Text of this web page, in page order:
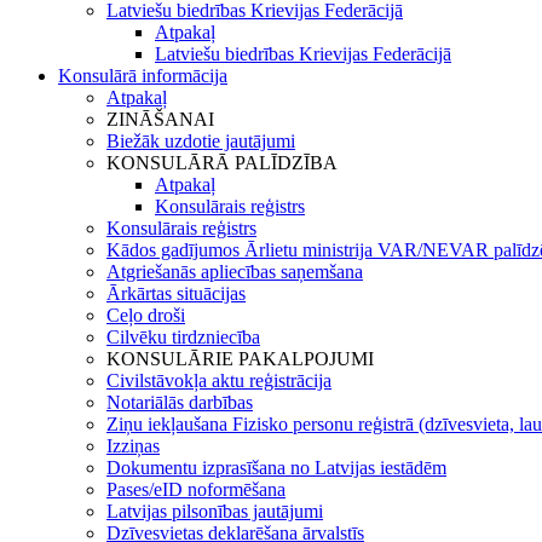
Latviešu biedrības Krievijas Federācijā
Atpakaļ
Latviešu biedrības Krievijas Federācijā
Konsulārā informācija
Atpakaļ
ZINĀŠANAI
Biežāk uzdotie jautājumi
KONSULĀRĀ PALĪDZĪBA
Atpakaļ
Konsulārais reģistrs
Konsulārais reģistrs
Kādos gadījumos Ārlietu ministrija VAR/NEVAR
Atgriešanās apliecības saņemšana
Ārkārtas situācijas
Ceļo droši
Cilvēku tirdzniecība
KONSULĀRIE PAKALPOJUMI
Civilstāvokļa aktu reģistrācija
Notariālās darbības
Ziņu iekļaušana Fizisko personu reģistrā (dzīvesvieta,
Izziņas
Dokumentu izprasīšana no Latvijas iestādēm
Pases/eID noformēšana
Latvijas pilsonības jautājumi
Dzīvesvietas deklarēšana ārvalstīs